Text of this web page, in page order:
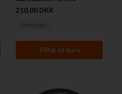
210,00 DKK
Fjernlager